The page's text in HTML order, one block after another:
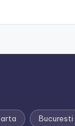
arta Bucuresti